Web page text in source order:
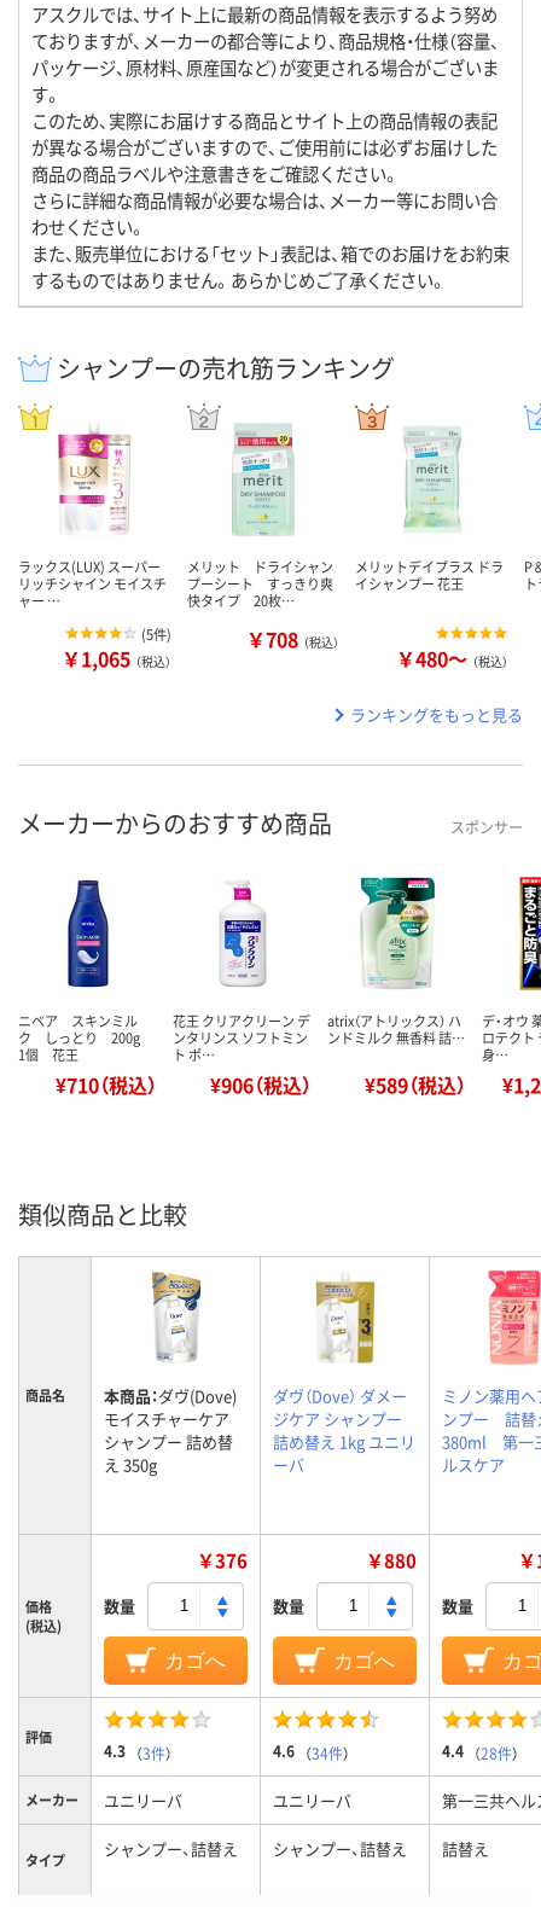
アスクルでは、サイト上に最新の商品情報を表示するよう努め
ておりますが、メーカーの都合等により、商品規格・仕様（容量、
パッケージ、原材料、原産国など）が変更される場合がございま
す。
このため、実際にお届けする商品とサイト上の商品情報の表記
が異なる場合がございますので、ご使用前には必ずお届けした
商品の商品ラベルや注意書きをご確認ください。
さらに詳細な商品情報が必要な場合は、メーカー等にお問い合
わせください。
また、販売単位における「セット」表記は、箱でのお届けをお約束
するものではありません。あらかじめご了承ください。
シャンプーの売れ筋ランキング
ラックス(LUX) スーパー
リッチシャイン モイスチ
ャー …
(5件)
￥1,065 （税込）
メリット ドライシャン
プーシート すっきり爽
快タイプ 20枚…
￥708 （税込）
メリットデイプラス ドラ
イシャンプー 花王
￥480～ （税込）
P
ランキングをもっと見る
メーカーからのおすすめ商品 スポンサー
ニベア スキンミル
ク しっとり 200g
1個 花王
¥710（税込）
花王 クリアクリーン デ
ンタリンス ソフトミン
ト ポ…
¥906（税込）
atrix（アトリックス） ハ
ンドミルク 無香料 詰…
¥589（税込）
デ・オウ
ロテクト
身…
類似商品と比較
商品名 本商品：ダヴ(Dove)
モイスチャーケア
シャンプー 詰め替
え 350g
ダヴ（Dove） ダメー
ジケア シャンプー
詰め替え 1kg ユニリ
ーバ
ミノン薬用
ンプー 詰
380ml 第一
ルスケア
価格
(税込)
￥376
数量
カゴへ
￥880
数量
カゴへ
数量
カ
評価
4.3 （3件） 4.6 （34件） 4.4 （28件）
メーカー ユニリーバ ユニリーバ 第一三共ヘル
タイプ シャンプー、詰替え シャンプー、詰替え 詰替え